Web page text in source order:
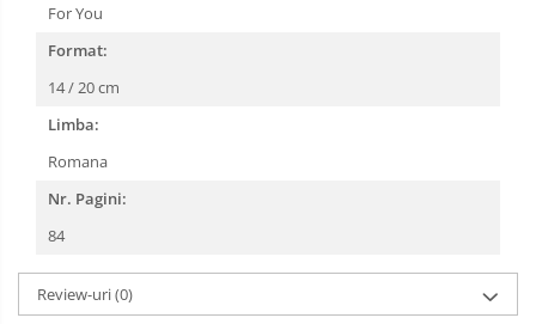
For You
Format:
14 / 20 cm
Limba:
Romana
Nr. Pagini:
84
Review-uri(0)